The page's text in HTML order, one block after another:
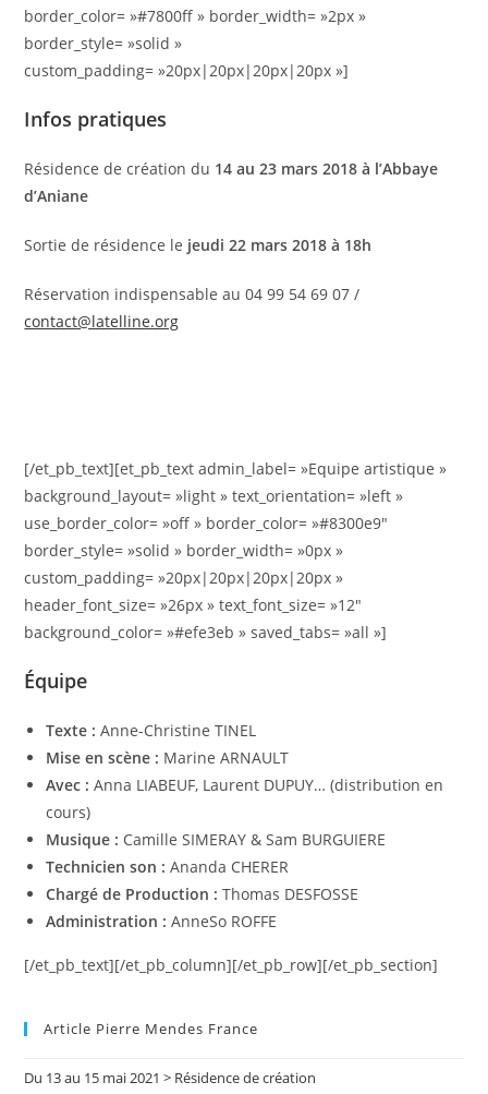
border_color= »#7800ff » border_width= »2px »
border_style= »solid »
custom_padding= »20px|20px|20px|20px »]
Infos pratiques
Résidence de création du 14 au 23 mars 2018 à l’Abbaye
d’Aniane
Sortie de résidence le jeudi 22 mars 2018 à 18h
Réservation indispensable au 04 99 54 69 07 /
contact@latelline.org
[/et_pb_text][et_pb_text admin_label= »Equipe artistique »
background_layout= »light » text_orientation= »left »
use_border_color= »off » border_color= »#8300e9″
border_style= »solid » border_width= »0px »
custom_padding= »20px|20px|20px|20px »
header_font_size= »26px » text_font_size= »12″
background_color= »#efe3eb » saved_tabs= »all »]
Équipe
Texte : Anne-Christine TINEL
Mise en scène : Marine ARNAULT
Avec : Anna LIABEUF, Laurent DUPUY… (distribution en
cours)
Musique : Camille SIMERAY & Sam BURGUIERE
Technicien son : Ananda CHERER
Chargé de Production : Thomas DESFOSSE
Administration : AnneSo ROFFE
[/et_pb_text][/et_pb_column][/et_pb_row][/et_pb_section]
Article Pierre Mendes France
Du 13 au 15 mai 2021 > Résidence de création